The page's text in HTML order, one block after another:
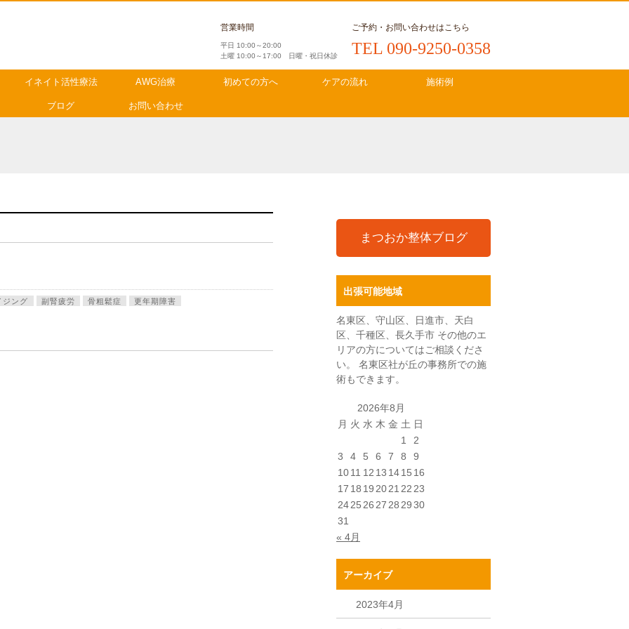
ご予約・お問い合わせはこちら
TEL 090-9250-0358
営業時間
平日 10:00～20:00
土曜 10:00～17:00 日曜・祝日休診
イネイト活性療法 AWG治療 初めての方へ ケアの流れ 施術例
ブログ お問い合わせ
ジング 副腎疲労 骨粗鬆症 更年期障害
まつおか整体ブログ
出張可能地域
名東区、守山区、日進市、天白
区、千種区、長久手市 その他のエ
リアの方についてはご相談くださ
い。 名東区社が丘の事務所での施
術もできます。
2026年8月
月 火 水 木 金 土 日
1
2
3
4 5 6 7 8
9
1011 12 13 1415 16
17 18 19 2021 22 23
2425 26 27 28 2930
31
« 4月
アーカイブ
2023年4月